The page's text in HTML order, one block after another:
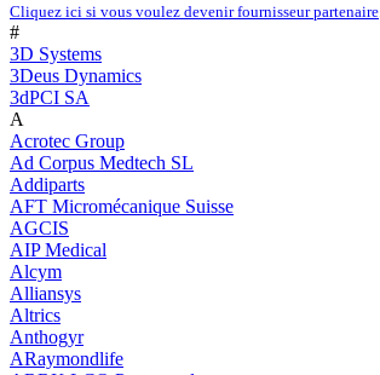
Cliquez ici si vous voulez devenir fournisseur partenaire
#
3D Systems
3Deus Dynamics
3dPCI SA
A
Acrotec Group
Ad Corpus Medtech SL
Addiparts
AFT Micromécanique Suisse
AGCIS
AIP Medical
Alcym
Alliansys
Altrics
Anthogyr
ARaymondlife